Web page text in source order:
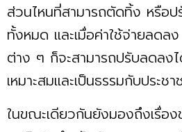
ส่วนไหนที่สามารถตัดทิ้ง หรือป
ทั้งหมด และเมื่อค่าใช้จ่ายลดล
ต่าง ๆ ก็จะสามารถปรับลดลง
เหมาะสมและเป็นธรรมกับประชา
ในขณะเดียวกันยังมองถึงเรื่อง